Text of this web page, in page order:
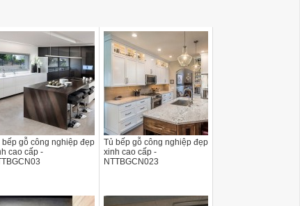
bếp gỗ công nghiệp đẹp
cao cấp -
Tủ bếp gỗ công nghiệp đẹp
xinh cao cấp -
NTTBGCN023